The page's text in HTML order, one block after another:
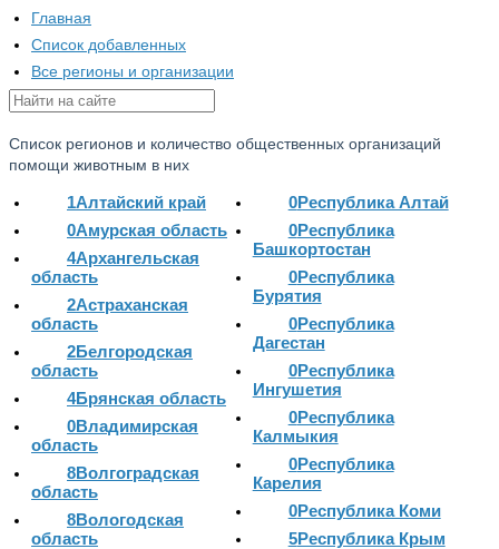
Главная
Список добавленных
Все регионы и организации
Список регионов и количество общественных организаций
помощи животным в них
1Алтайский край
0Амурская область
4Архангельская
область
2Астраханская
область
2Белгородская
область
4Брянская область
0Владимирская
область
8Волгоградская
область
8Вологодская
область
0Республика Алтай
0Республика
Башкортостан
0Республика
Бурятия
0Республика
Дагестан
0Республика
Ингушетия
0Республика
Калмыкия
0Республика
Карелия
0Республика Коми
5Республика Крым